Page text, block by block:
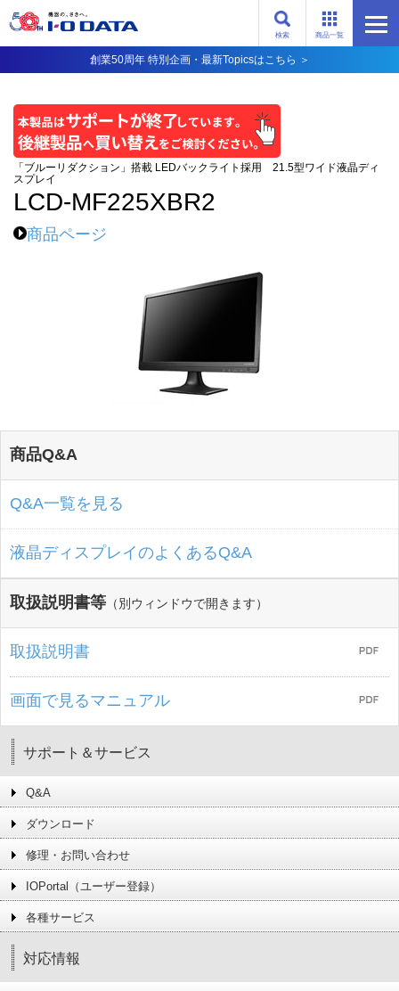
商品一覧
検索
創業50周年 特別企画・最新Topicsはこちら ＞
「ブルーリダクション」搭載 LEDバックライト採用 21.5型ワイド液晶ディ
スプレイ
LCD-MF225XBR2
商品ページ
商品Q&A
Q&A一覧を見る
液晶ディスプレイのよくあるQ&A
取扱説明書等 （別ウィンドウで開きます）
取扱説明書
画面で見るマニュアル
サポート＆サービス
Q&A
ダウンロード
修理・お問い合わせ
IOPortal（ユーザー登録）
各種サービス
対応情報